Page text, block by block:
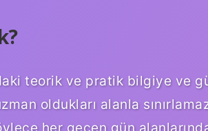
teorik ve pratik bilgiye ve
oldukları alanla
her geçen gün